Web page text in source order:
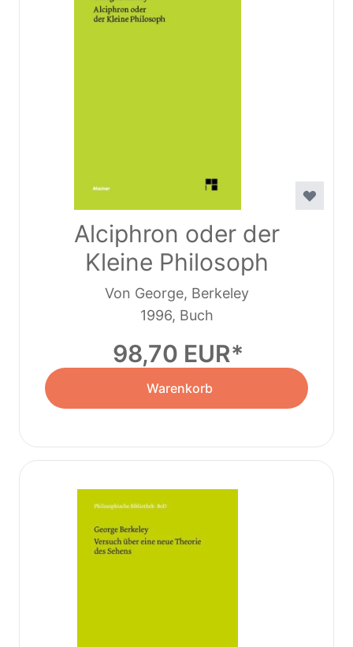
Alciphron oder der
Kleine Philosoph
Von George, Berkeley
1996, Buch
98,70 EUR
Warenkorb